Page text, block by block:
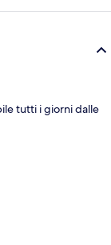
tutti i giorni dalle